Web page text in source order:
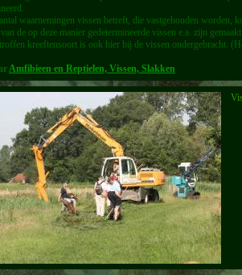
waarnemingen vissen betreft, die vastgehouden
de op deze manier gedetermineerde vissen e.a. zijn
kreeftensoort is ook hier bij de vissen ondergebracht.
Amfibieen en Reptielen, Vissen, Slakken